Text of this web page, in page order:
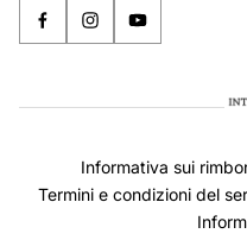
Informativa sui
Termini e condizioni del